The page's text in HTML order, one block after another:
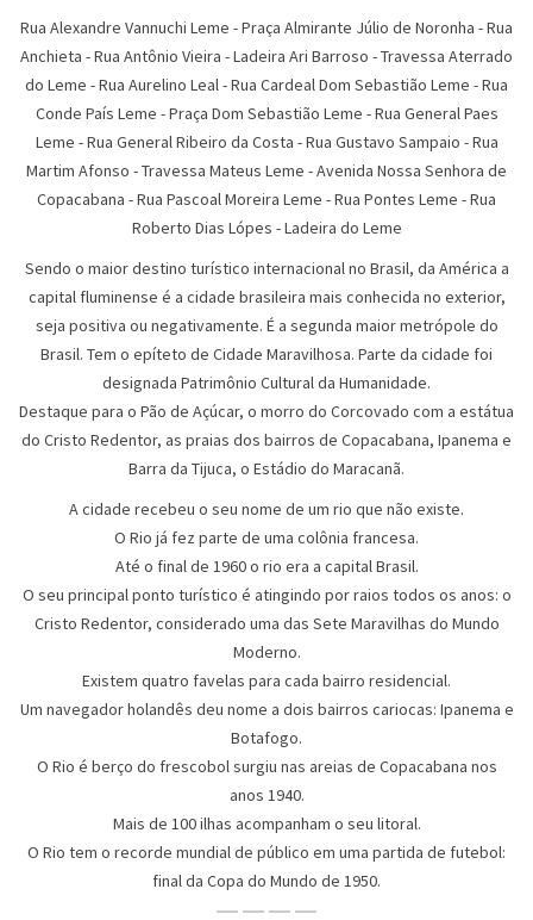
Rua Alexandre Vannuchi Leme - Praça Almirante Júlio de Noronha - Rua
Anchieta - Rua Antônio Vieira - Ladeira Ari Barroso - Travessa Aterrado
do Leme - Rua Aurelino Leal - Rua Cardeal Dom Sebastião Leme - Rua
Conde País Leme - Praça Dom Sebastião Leme - Rua General Paes
Leme - Rua General Ribeiro da Costa - Rua Gustavo Sampaio - Rua
Martim Afonso - Travessa Mateus Leme - Avenida Nossa Senhora de
Copacabana - Rua Pascoal Moreira Leme - Rua Pontes Leme - Rua
Roberto Dias Lópes - Ladeira do Leme
Sendo o maior destino turístico internacional no Brasil, da América a
capital fluminense é a cidade brasileira mais conhecida no exterior,
seja positiva ou negativamente. É a segunda maior metrópole do
Brasil. Tem o epíteto de Cidade Maravilhosa. Parte da cidade foi
designada Patrimônio Cultural da Humanidade.
Destaque para o Pão de Açúcar, o morro do Corcovado com a estátua
do Cristo Redentor, as praias dos bairros de Copacabana, Ipanema e
Barra da Tijuca, o Estádio do Maracanã.
A cidade recebeu o seu nome de um rio que não existe.
O Rio já fez parte de uma colônia francesa.
Até o final de 1960 o rio era a capital Brasil.
O seu principal ponto turístico é atingindo por raios todos os anos: o
Cristo Redentor, considerado uma das Sete Maravilhas do Mundo
Moderno.
Existem quatro favelas para cada bairro residencial.
Um navegador holandês deu nome a dois bairros cariocas: Ipanema e
Botafogo.
O Rio é berço do frescobol surgiu nas areias de Copacabana nos
anos 1940.
Mais de 100 ilhas acompanham o seu litoral.
O Rio tem o recorde mundial de público em uma partida de futebol:
final da Copa do Mundo de 1950.